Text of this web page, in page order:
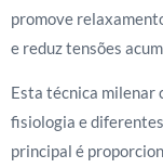
promove
e reduz tensões
Esta técnica milenar
fisiologia e
principal é